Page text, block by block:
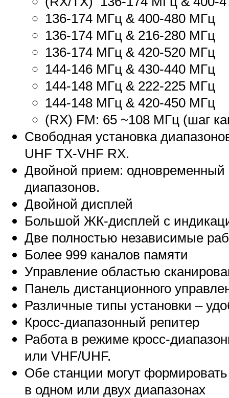
136-174 МГц & 400-480 МГц
136-174 МГц & 216-280 МГц
136-174 МГц & 420-520 МГц
144-146 МГц & 430-440 МГц
144-148 МГц & 222-225 МГц
144-148 МГц & 420-450 МГц
(RX) FM: 65 ~108 МГц (шаг
Свободная установка
UHF TX-VHF RX.
Двойной прием: одновременный
диапазонов.
Двойной дисплей
Большой ЖК-дисплей с
Две полностью независимые
Более 999 каналов памяти
Управление областью
Панель дистанционного
Различные типы установки –
Кросс-диапазонный репитер
Работа в режиме кросс-
или VHF/UHF.
Обе станции могут
в одном или двух диапазонах